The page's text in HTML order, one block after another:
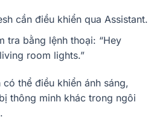
cần điều khiển qua Assistant.
tra bằng lệnh thoại: “Hey
room lights.”
thể điều khiển ánh sáng,
thông minh khác trong ngôi